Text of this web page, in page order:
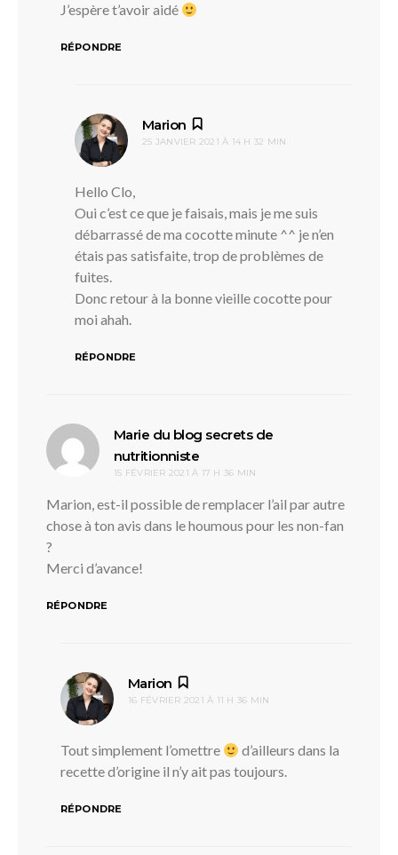
J’espère t’avoir aidé
RÉPONDRE
Marion
25 JANVIER 2021 À 14 H 32 MIN
Hello Clo,
Oui c’est ce que je faisais, mais je me suis
débarrassé de ma cocotte minute ^^ je n’en
étais pas satisfaite, trop de problèmes de
fuites.
Donc retour à la bonne vieille cocotte pour
moi ahah.
RÉPONDRE
Marie du blog secrets de
nutritionniste
15 FÉVRIER 2021 À 17 H 36 MIN
Marion, est-il possible de remplacer l’ail par autre
chose à ton avis dans le houmous pour les non-fan
?
Merci d’avance!
RÉPONDRE
Marion
16 FÉVRIER 2021 À 11 H 36 MIN
Tout simplement l’omettre
d’ailleurs dans la
recette d’origine il n’y ait pas toujours.
RÉPONDRE